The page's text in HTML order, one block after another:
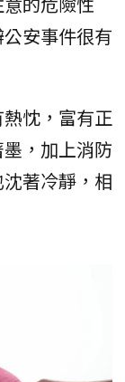
安事件很有
忱，富有正
，加上消防
著冷靜，相